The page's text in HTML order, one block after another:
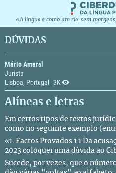
«A língua é como um rio: sem
DÚVIDAS
Mário Amaral
Jurista
Lisboa, Portugal 3K
Alíneas e letras
Em certos tipos de textos
como no seguinte exemplo
«1. Factos Provados 1.1 Da
2023 coloquei uma dúvida ao
Sucede, por vezes, que o